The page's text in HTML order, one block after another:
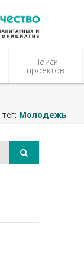
Поиск
проектов
тег: Молодежь